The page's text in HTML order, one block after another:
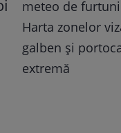
meteo de
Harta zonelor
galben și
extremă